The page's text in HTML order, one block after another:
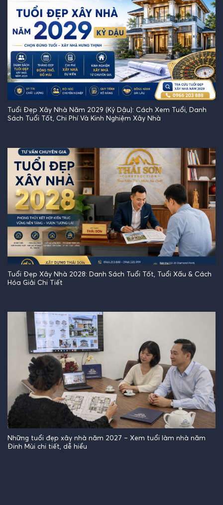
Tuổi Đẹp Xây Nhà Năm 2029 (Kỷ Dậu): Cách Xem Tuổi, Danh
Sách Tuổi Tốt, Chi Phí Và Kinh Nghiệm Xây Nhà
Tuổi Đẹp Xây Nhà 2028: Danh Sách Tuổi Tốt, Tuổi Xấu & Cách
Hóa Giải Chi Tiết
Những tuổi đẹp xây nhà năm 2027 – Xem tuổi làm nhà năm
Đinh Mùi chi tiết, dễ hiểu